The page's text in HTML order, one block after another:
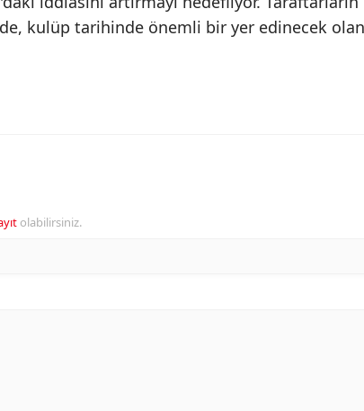
kulüp tarihinde önemli bir yer edinecek olan
olabilirsiniz.